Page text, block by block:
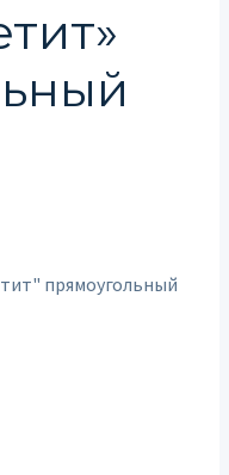
прямоугольный